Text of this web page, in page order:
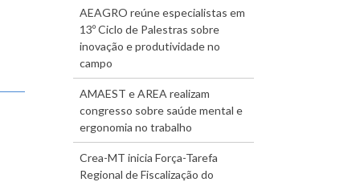
AEAGRO reúne especialistas em
13º Ciclo de Palestras sobre
inovação e produtividade no
campo
AMAEST e AREA realizam
congresso sobre saúde mental e
ergonomia no trabalho
Crea-MT inicia Força-Tarefa
Regional de Fiscalização do